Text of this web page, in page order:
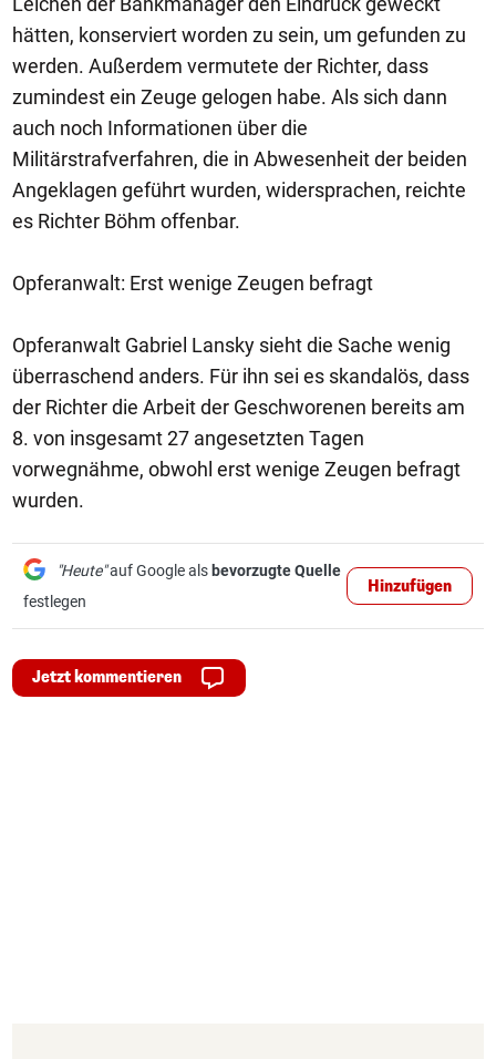
hätten, konserviert worden zu sein, um gefunden zu
werden. Außerdem vermutete der Richter, dass
zumindest ein Zeuge gelogen habe. Als sich dann
auch noch Informationen über die
Militärstrafverfahren, die in Abwesenheit der beiden
Angeklagen geführt wurden, widersprachen, reichte
es Richter Böhm offenbar.
Opferanwalt: Erst wenige Zeugen befragt
Opferanwalt Gabriel Lansky sieht die Sache wenig
überraschend anders. Für ihn sei es skandalös, dass
der Richter die Arbeit der Geschworenen bereits am
8. von insgesamt 27 angesetzten Tagen
vorwegnähme, obwohl erst wenige Zeugen befragt
wurden.
"Heute"auf Google als bevorzugte Quelle
festlegen
Hinzufügen
Jetzt kommentieren